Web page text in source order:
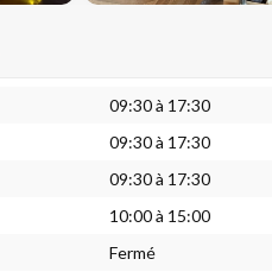
09:30 à 17:30
09:30 à 17:30
09:30 à 17:30
10:00 à 15:00
Fermé